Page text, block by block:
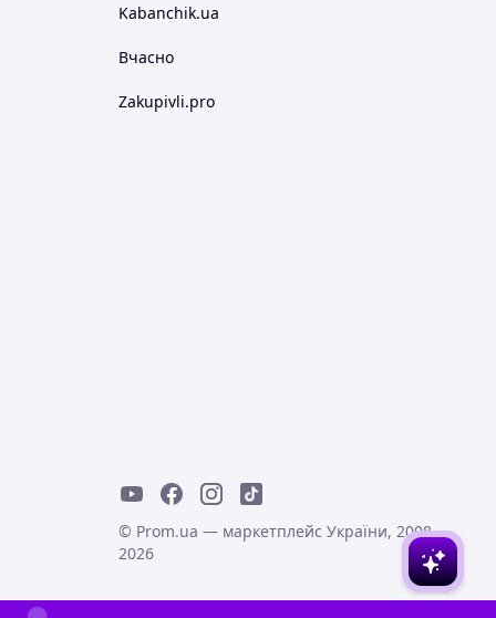
Kabanchik.ua
Вчасно
Zakupivli.pro
© Prom.ua — маркетплейс України, 2008-
2026